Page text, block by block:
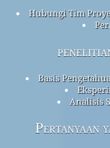
Hubungi Tim
Basis
Analisis
Pertanyaan